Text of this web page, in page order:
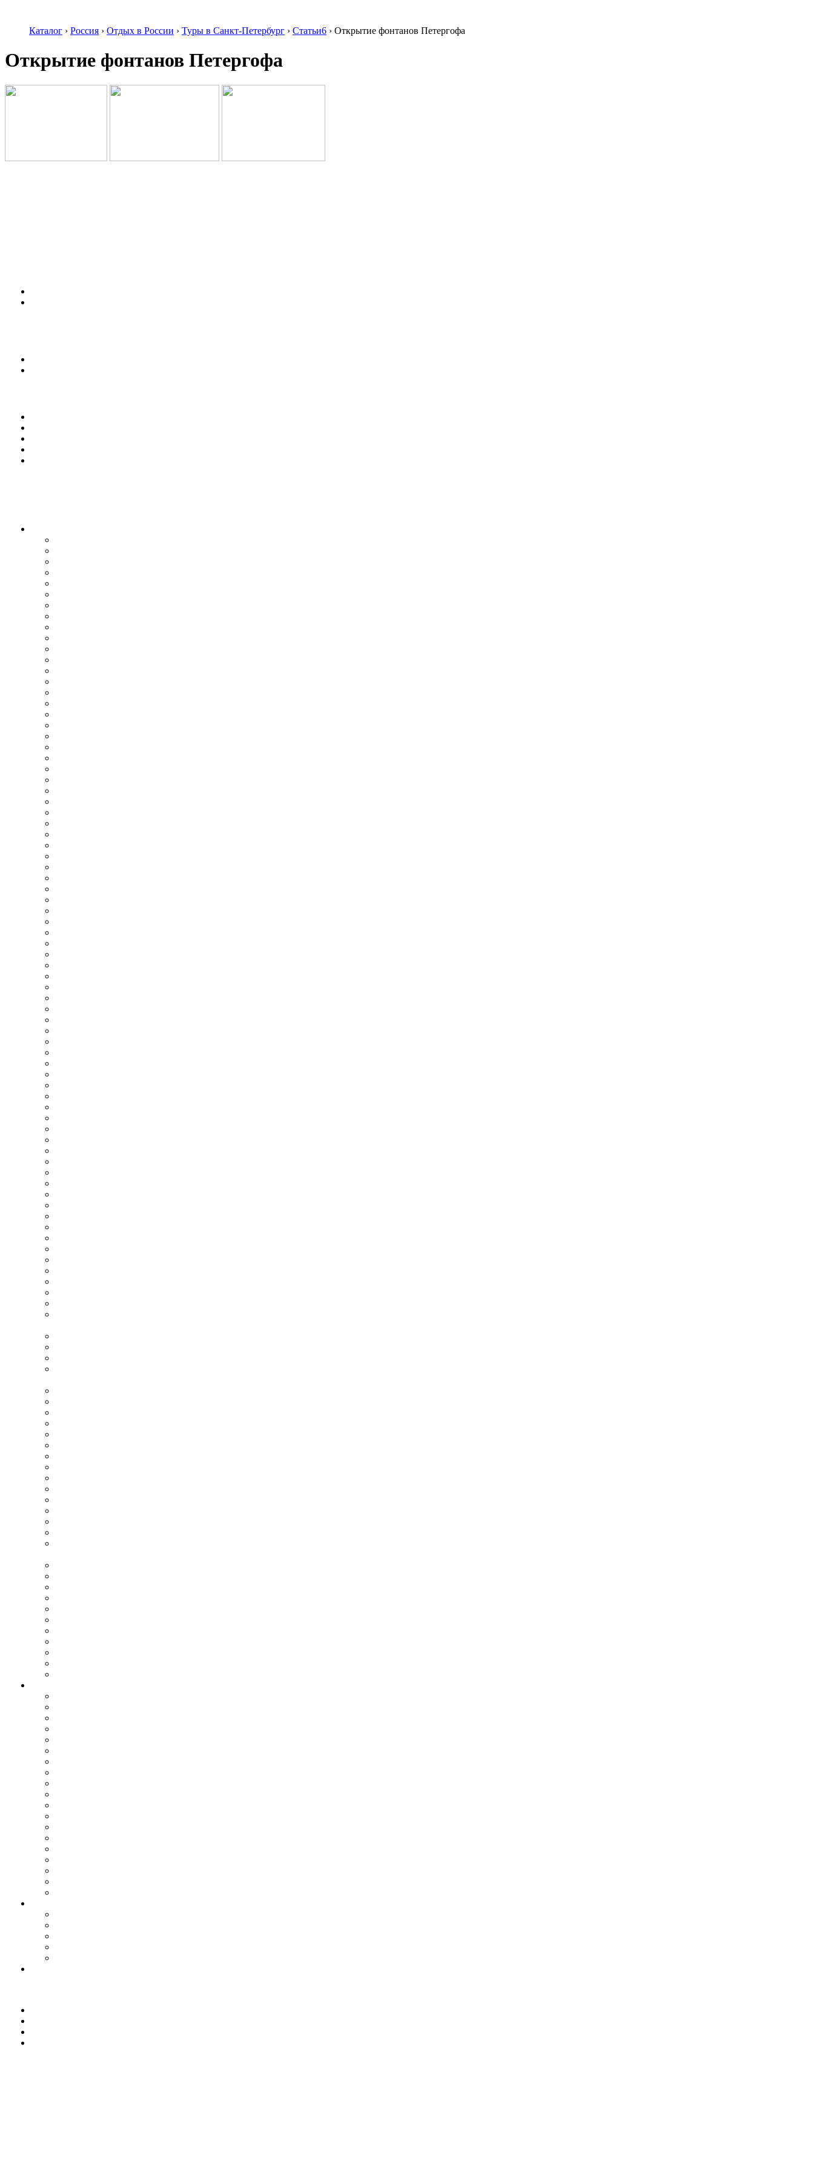
Каталог › Россия › Отдых в России › Туры в Санкт-Петербург › Статьи6 › Открытие фонтанов Петергофа
Открытие фонтанов Петергофа